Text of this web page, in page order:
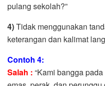
pulang sekolah?”
4)Tidak menggunakan
keterangan dan kalimat
Contoh 4:
Salah : “Kami bangga